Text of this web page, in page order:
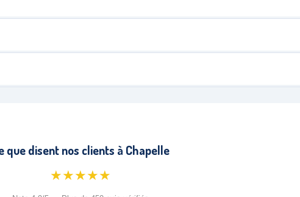
que disent nos clients à Chapelle
★★★★★